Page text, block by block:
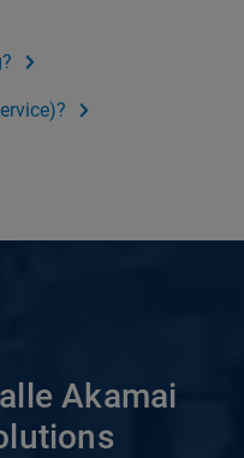
Akamai